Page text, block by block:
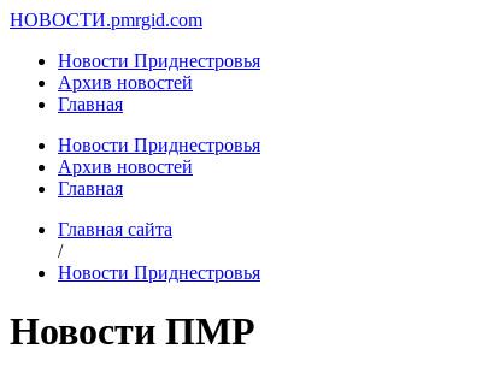
НОВОСТИ.pmrgid.com
Новости Приднестровья
Архив новостей
Главная
Новости Приднестровья
Архив новостей
Главная
Главная сайта
/
Новости Приднестровья
Новости ПМР